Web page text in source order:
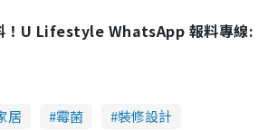
！U Lifestyle WhatsApp 報料專線:
居 霉菌
裝修設計